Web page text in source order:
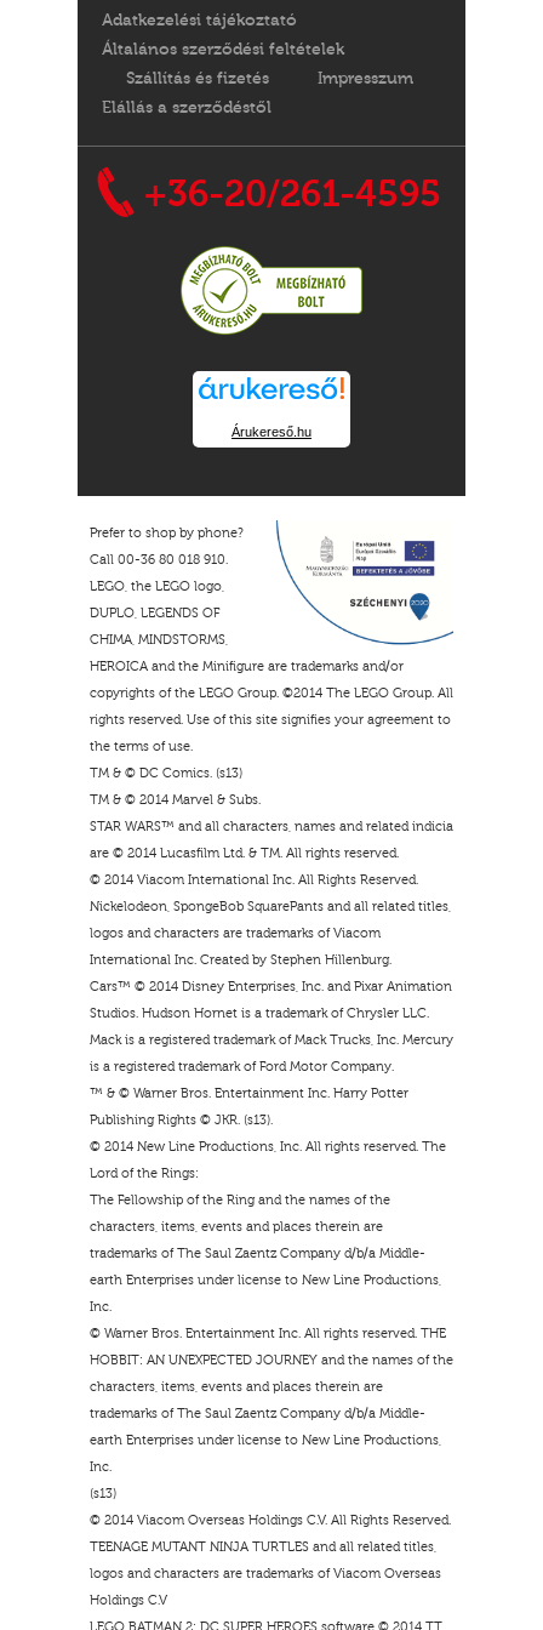
Adatkezelési tájékoztató
Általános szerződési feltételek
Szállítás és fizetés
Impresszum
Elállás a szerződéstől
+36-20/261-4595
Árukereső.hu
Prefer to shop by phone?
Call 00-36 80 018 910.
LEGO, the LEGO logo,
DUPLO, LEGENDS OF
CHIMA, MINDSTORMS,
HEROICA and the Minifigure are trademarks and/or
copyrights of the LEGO Group. ©2014 The LEGO Group. All
rights reserved. Use of this site signifies your agreement to
the terms of use.
TM & © DC Comics. (s13)
TM & © 2014 Marvel & Subs.
STAR WARS™ and all characters, names and related indicia
are © 2014 Lucasfilm Ltd. & TM. All rights reserved.
© 2014 Viacom International Inc. All Rights Reserved.
Nickelodeon, SpongeBob SquarePants and all related titles,
logos and characters are trademarks of Viacom
International Inc. Created by Stephen Hillenburg.
Cars™ © 2014 Disney Enterprises, Inc. and Pixar Animation
Studios. Hudson Hornet is a trademark of Chrysler LLC.
Mack is a registered trademark of Mack Trucks, Inc. Mercury
is a registered trademark of Ford Motor Company.
™ & © Warner Bros. Entertainment Inc. Harry Potter
Publishing Rights © JKR. (s13).
© 2014 New Line Productions, Inc. All rights reserved. The
Lord of the Rings:
The Fellowship of the Ring and the names of the
characters, items, events and places therein are
trademarks of The Saul Zaentz Company d/b/a Middle-
earth Enterprises under license to New Line Productions,
Inc.
© Warner Bros. Entertainment Inc. All rights reserved. THE
HOBBIT: AN UNEXPECTED JOURNEY and the names of the
characters, items, events and places therein are
trademarks of The Saul Zaentz Company d/b/a Middle-
earth Enterprises under license to New Line Productions,
Inc.
(s13)
© 2014 Viacom Overseas Holdings C.V. All Rights Reserved.
TEENAGE MUTANT NINJA TURTLES and all related titles,
logos and characters are trademarks of Viacom Overseas
Holdings C.V
LEGO BATMAN 2: DC SUPER HEROES software © 2014 TT